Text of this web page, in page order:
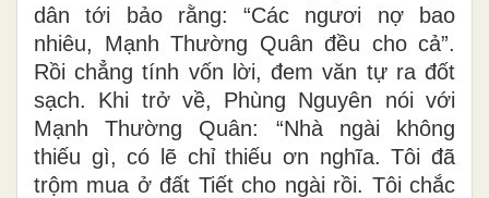
dân tới bảo rằng: “Các ngươi nợ bao
nhiêu, Mạnh Thường Quân đều cho cả”.
Rồi chẳng tính vốn lời, đem văn tự ra đốt
sạch. Khi trở về, Phùng Nguyên nói với
Mạnh Thường Quân: “Nhà ngài không
thiếu gì, có lẽ chỉ thiếu ơn nghĩa. Tôi đã
trộm mua ở đất Tiết cho ngài rồi. Tôi chắc